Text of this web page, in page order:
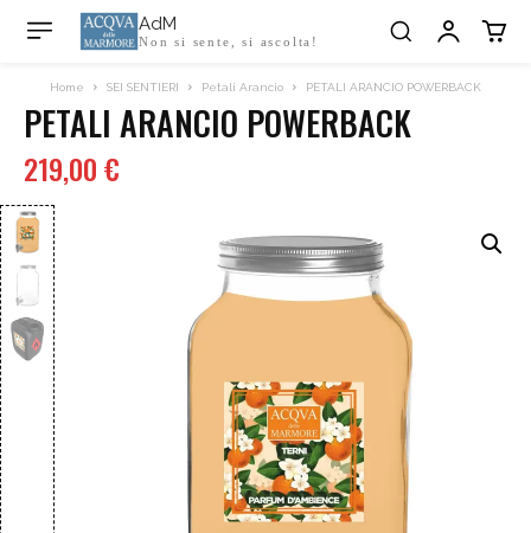
AdM
Non si sente, si ascolta!
Home SEI SENTIERI Petali Arancio PETALI ARANCIO POWERBACK
PETALI ARANCIO POWERBACK
219,00€